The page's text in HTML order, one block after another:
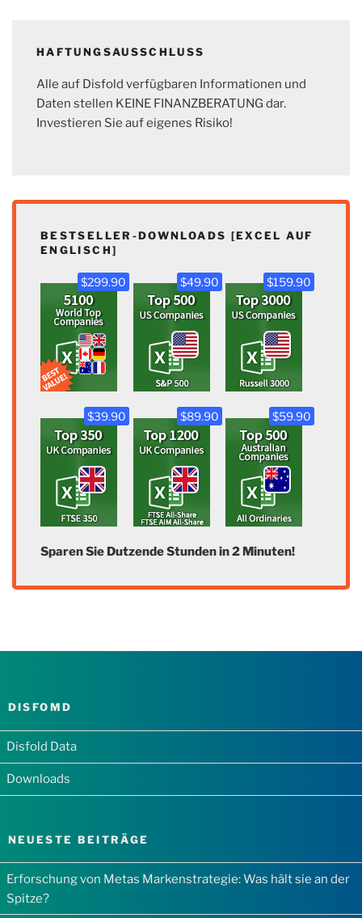
HAFTUNGSAUSSCHLUSS
Alle auf Disfold verfügbaren Informationen und
Daten stellen KEINE FINANZBERATUNG dar.
Investieren Sie auf eigenes Risiko!
BESTSELLER-DOWNLOADS [EXCEL AUF
ENGLISCH]
$299.90 $49.90 $159.90
$39.90 $89.90 $59.90
Sparen Sie Dutzende Stunden in 2 Minuten!
DISFOMD
Disfold Data
Downloads
NEUESTE BEITRÄGE
Erforschung von Metas Markenstrategie: Was hält sie an der
Spitze?